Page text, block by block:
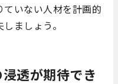
いない人材を計画的
ましょう。
透が期待でき